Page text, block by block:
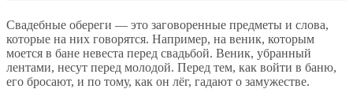
Свадебные обереги — это заговоренные предметы и слова,
которые на них говорятся. Например, на веник, которым
моется в бане невеста перед свадьбой. Веник, убранный
лентами, несут перед молодой. Перед тем, как войти в баню,
его бросают, и по тому, как он лёг, гадают о замужестве.